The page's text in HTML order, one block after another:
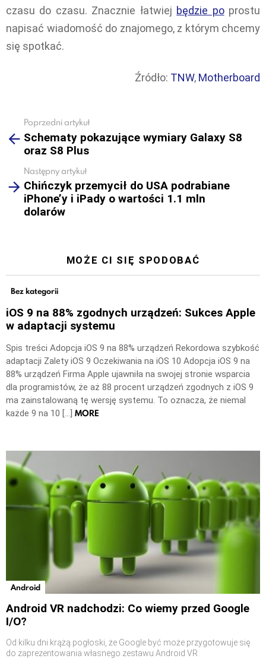
czasu do czasu. Znacznie łatwiej będzie poprostu
napisać wiadomość do znajomego, z którym chcemy
się spotkać.
Źródło: TNW, Motherboard
more
Poprzedni artykuł
Schematy pokazujące wymiary Galaxy S8
oraz S8 Plus
Następny artykuł
Chińczyk przemycił do USA podrabiane
iPhone’y i iPady o wartości 1.1 mln
dolarów
MOŻE CI SIĘ SPODOBAĆ
Bez kategorii
iOS 9 na 88% zgodnych urządzeń: Sukces Apple
w adaptacji systemu
Spis treści Adopcja iOS 9 na 88% urządzeń Rekordowa szybkość
adaptacji Zalety iOS 9 Oczekiwania na iOS 10 Adopcja iOS 9 na
88% urządzeń Firma Apple ujawniła na swojej stronie wsparcia
dla programistów, że aż 88 procent urządzeń zgodnych z iOS 9
ma zainstalowaną tę wersję systemu. To oznacza, że niemal
każde 9 na 10 […] MORE
Android
Android VR nadchodzi: Co wiemy przed Google
I/O?
Od kilku dni krążą pogłoski, że Google być może przygotowuje się
do zaprezentowania własnego zestawu Android VR